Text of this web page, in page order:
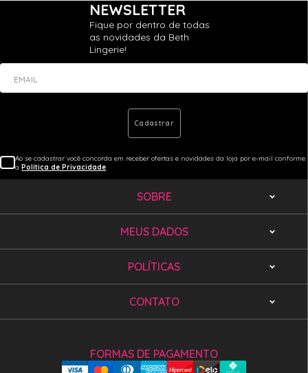
NEWSLETTER
Fique por dentro de todas
as novidades da Beth
Lingerie!
EMAIL
Cadastrar
Ao se cadastrar você concorda em receber ofertas e novidades da loja por e-mail conforme
aPolítica de Privacidade
SOBRE
MEUS DADOS
POLÍTICAS
CONTATO
FORMAS DE PAGAMENTO